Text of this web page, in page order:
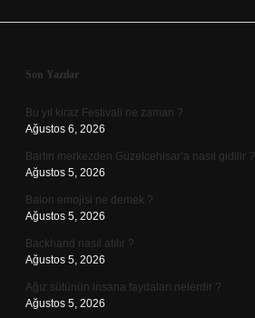
Sidebar
Son Yazılar
Bu yıl kiraz Festivali ne zaman ?
Ağustos 6, 2026
Bartın merkezden Güzelcehisar’a nasıl gidilir ?
Ağustos 5, 2026
Balon emojisi ne demek ?
Ağustos 5, 2026
Backhand nasıl atılır ?
Ağustos 5, 2026
Ağız sütünün insana faydaları nelerdir ?
Ağustos 5, 2026